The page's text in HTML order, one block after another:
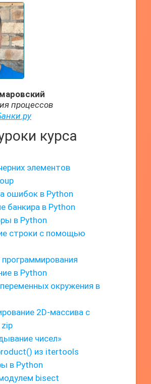
процессов
курса
элементов
ошибок в Python
банкира в Python
в Python
строки с помощью
в Python
окружения в
2D-массива с
чисел»
из itertools
в Python
bisect